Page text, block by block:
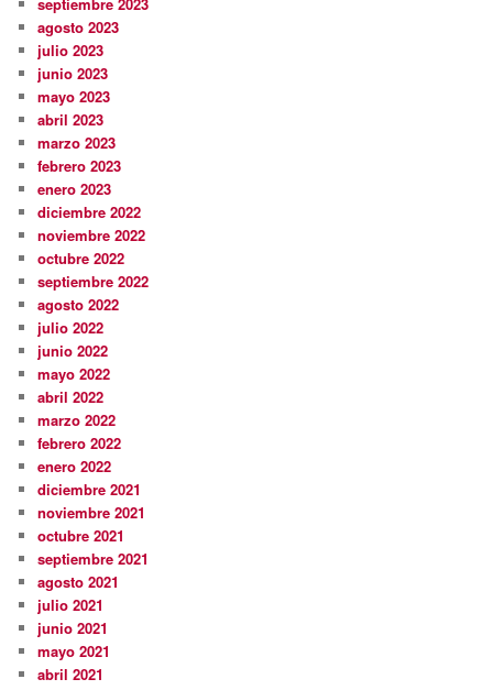
septiembre 2023
agosto 2023
julio 2023
junio 2023
mayo 2023
abril 2023
marzo 2023
febrero 2023
enero 2023
diciembre 2022
noviembre 2022
octubre 2022
septiembre 2022
agosto 2022
julio 2022
junio 2022
mayo 2022
abril 2022
marzo 2022
febrero 2022
enero 2022
diciembre 2021
noviembre 2021
octubre 2021
septiembre 2021
agosto 2021
julio 2021
junio 2021
mayo 2021
abril 2021